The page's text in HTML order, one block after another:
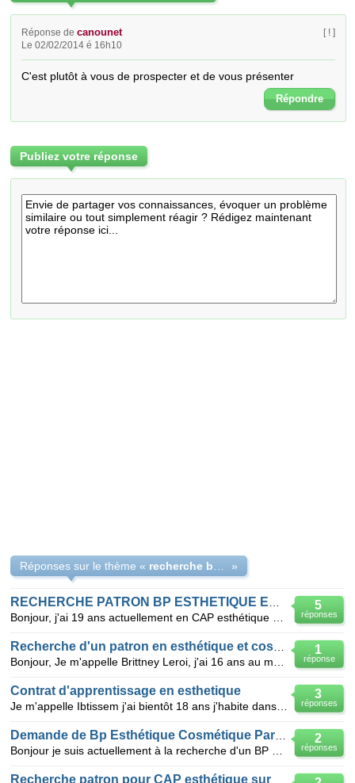
Réponse decanounet
Le 02/02/2014 é 16h10
[ ! ]
C'est plutôt à vous de prospecter et de vous présenter
Répondre
Publiez votre réponse
Réponses sur le thème « »
5
réponses
1
réponse
3
réponses
Contrat d'apprentissage en esthetique
2
réponses